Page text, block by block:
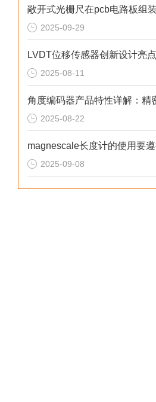
2025-09-29
LVDT位移传感器创新设计亮点
2025-08-11
2025-08-22
magnescale长度计的使用要
2025-09-08